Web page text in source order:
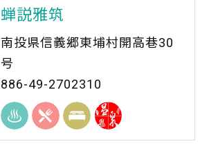
蝉説雅筑
南投県信義郷東埔村開高巷30
号
886-49-2702310